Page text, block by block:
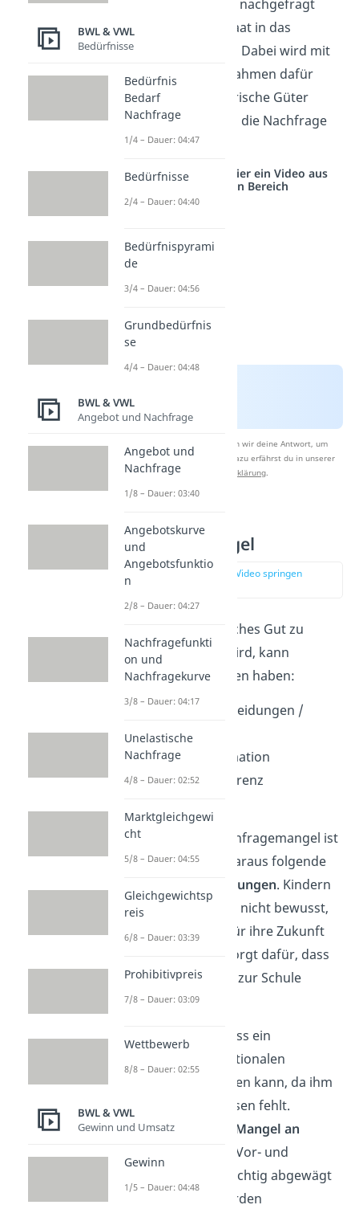
dennoch nicht genug nachgefragt
werden, greift der Staat in das
Marktgeschehen ein. Dabei wird mit
verschiedenen Maßnahmen dafür
gesorgt, dass meritorische Güter
beliebter werden und die Nachfrage
danach steigt.
Studyflix vernetzt: Hier ein Video aus
einem anderen Bereich
Nach Beantwortung speichern wir deine Antwort, um
Studyflix zu verbessern. Mehr dazu erfährst du in unserer
Datenschutzerklärung.
Gründe für den
Nachfragemangel
zur Stelle im Video springen
Warum ein meritorisches Gut zu
wenig nachgefragt wird, kann
verschiedene Ursachen haben:
Irrationale Entscheidungen /
Fehlende Reife
Mangel an Information
Gegenwartspräferenz
Eine Ursache für Nachfragemangel ist
fehlende Reifeund daraus folgende
irrationale Entscheidungen. Kindern
ist zum Beispiel meist nicht bewusst,
wie wichtig Bildung für ihre Zukunft
ist. Die Schulpflicht sorgt dafür, dass
junge Leute dennoch zur Schule
gehen.
Es kann auch sein, dass ein
Verbraucher keine rationalen
Entscheidungen treffen kann, da ihm
dafür benötigtes Wissen fehlt.
Aufgrund von einem
Mangel an
können Vor- und
Nachteile also nicht richtig abgewägt
werden. Dadurch werden
BWL & VWL
Bedürfnisse
Bedürfnis
Bedarf
Nachfrage
1/4 – Dauer: 04:47
Bedürfnisse
2/4 – Dauer: 04:40
Bedürfnispyrami
de
3/4 – Dauer: 04:56
Grundbedürfnis
se
4/4 – Dauer: 04:48
BWL & VWL
Angebot und Nachfrage
Angebot und
Nachfrage
1/8 – Dauer: 03:40
Angebotskurve
und
Angebotsfunktio
n
2/8 – Dauer: 04:27
Nachfragefunkti
on und
Nachfragekurve
3/8 – Dauer: 04:17
Unelastische
Nachfrage
4/8 – Dauer: 02:52
Marktgleichgewi
cht
5/8 – Dauer: 04:55
Gleichgewichtsp
reis
6/8 – Dauer: 03:39
Prohibitivpreis
7/8 – Dauer: 03:09
Wettbewerb
8/8 – Dauer: 02:55
BWL & VWL
Gewinn und Umsatz
Gewinn
1/5 – Dauer: 04:48